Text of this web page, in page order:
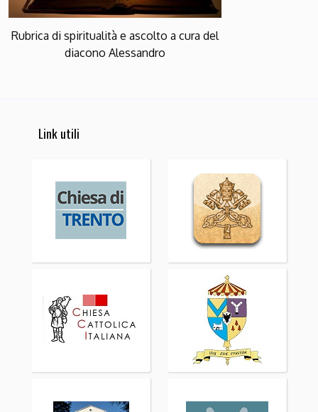
Rubrica di spiritualità e ascolto a cura del
diacono Alessandro
Link utili